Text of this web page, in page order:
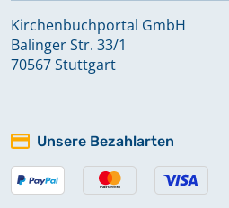
Kirchenbuchportal GmbH
Balinger Str. 33/1
70567 Stuttgart
Unsere Bezahlarten